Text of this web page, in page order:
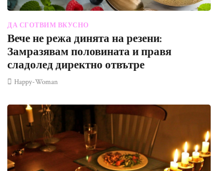
ДА СГОТВИМ ВКУСНО
Вече не режа динята на резени:
Замразявам половината и правя
сладолед директно отвътре
Happy-Woman